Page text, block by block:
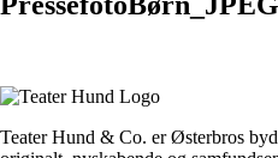
Teater Hund & Co. er Østerbros